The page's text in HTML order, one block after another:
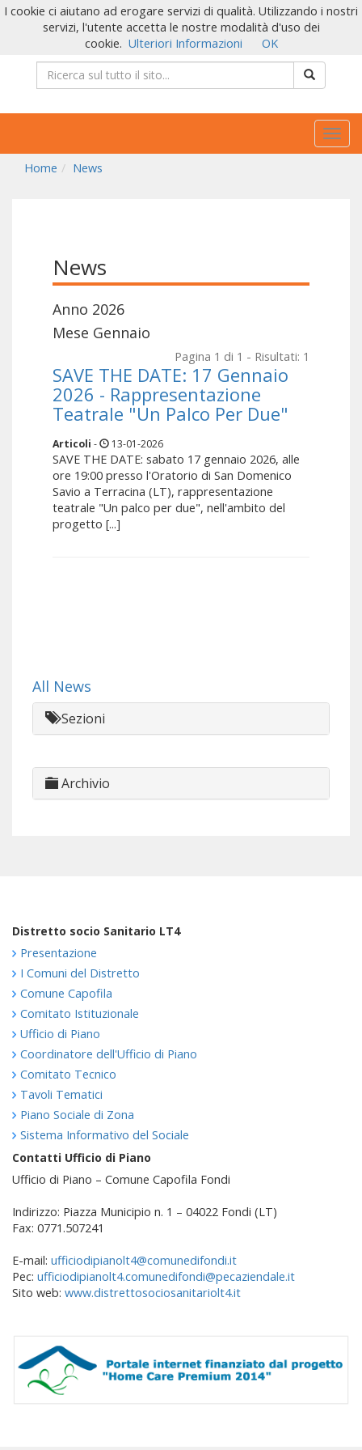
Home
News
News
Anno 2026
Mese Gennaio
Pagina 1 di 1 - Risultati: 1
SAVE THE DATE: 17 Gennaio
2026 - Rappresentazione
Teatrale "Un Palco Per Due"
Articoli - 13-01-2026
SAVE THE DATE: sabato 17 gennaio 2026, alle
ore 19:00 presso l'Oratorio di San Domenico
Savio a Terracina (LT), rappresentazione
teatrale "Un palco per due", nell'ambito del
progetto [...]
All News
Sezioni
Archivio
Distretto socio Sanitario LT4
Presentazione
I Comuni del Distretto
Comune Capofila
Comitato Istituzionale
Ufficio di Piano
Coordinatore dell'Ufficio di Piano
Comitato Tecnico
Tavoli Tematici
Piano Sociale di Zona
Sistema Informativo del Sociale
Contatti Ufficio di Piano
Ufficio di Piano – Comune Capofila Fondi
Indirizzo: Piazza Municipio n. 1 – 04022 Fondi (LT)
Fax: 0771.507241
E-mail: ufficiodipianolt4@comunedifondi.it
Pec: ufficiodipianolt4.comunedifondi@pecaziendale.it
Sito web: www.distrettosociosanitariolt4.it
I cookie ci aiutano ad erogare servizi di qualità. Utilizzando i nostri
servizi, l'utente accetta le nostre modalità d'uso dei
cookie. Ulteriori Informazioni OK